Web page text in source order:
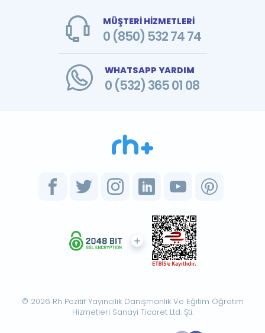
MÜŞTERİ HİZMETLERİ
0 (850) 532 74 74
WHATSAPP YARDIM
0 (532) 365 01 08
© 2026 Rh Pozitif Yayıncılık Danışmanlık Ve Eğitim Öğretim
Hizmetleri Sanayi Ticaret Ltd. Şti.